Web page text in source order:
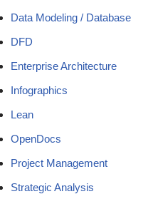
Data Modeling / Database
DFD
Enterprise Architecture
Infographics
Lean
OpenDocs
Project Management
Strategic Analysis